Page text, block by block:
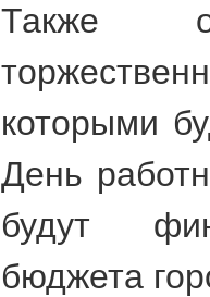
Также
которыми
День
будут
бюджета